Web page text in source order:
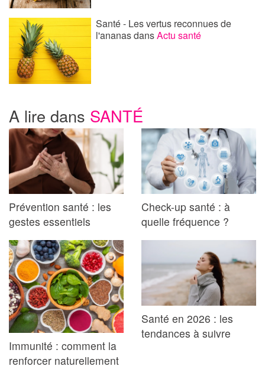
Santé - Les vertus reconnues de
l'ananasdansActu santé
A lire dans SANTÉ
Prévention santé : les
gestes essentiels
Check-up santé : à
quelle fréquence ?
Immunité : comment la
renforcer naturellement
Santé en 2026 : les
tendances à suivre